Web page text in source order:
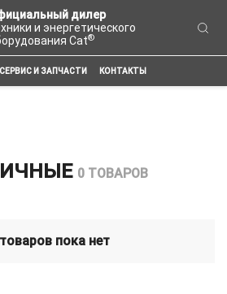
дилер
и энергетического
Cat®
СЕРВИС И ЗАПЧАСТИ КОНТАКТЫ
0 ТОВАРОВ
пока нет